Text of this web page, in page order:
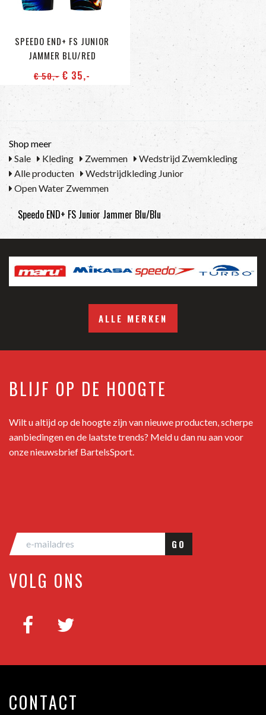
SPEEDO END+ FS JUNIOR
JAMMER BLU/RED
€ 50,- € 35,-
Shop meer
Sale
Kleding Zwemmen
Wedstrijd Zwemkleding
Alle producten
Wedstrijdkleding Junior
Open Water Zwemmen
Speedo END+ FS Junior Jammer Blu/Blu
ALLE MERKEN
BLIJF OP DE HOOGTE
Wilt u altijd op de hoogte zijn van nieuwe producten, scherpe
aanbiedingen en de laatste trends? Meld u dan nu aan voor
onze nieuwsbrief BartelsSport.
GO
VOLG ONS
CONTACT